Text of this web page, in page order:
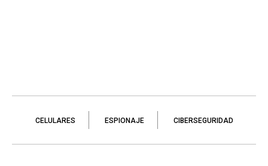
CELULARES ESPIONAJE CIBERSEGURIDAD